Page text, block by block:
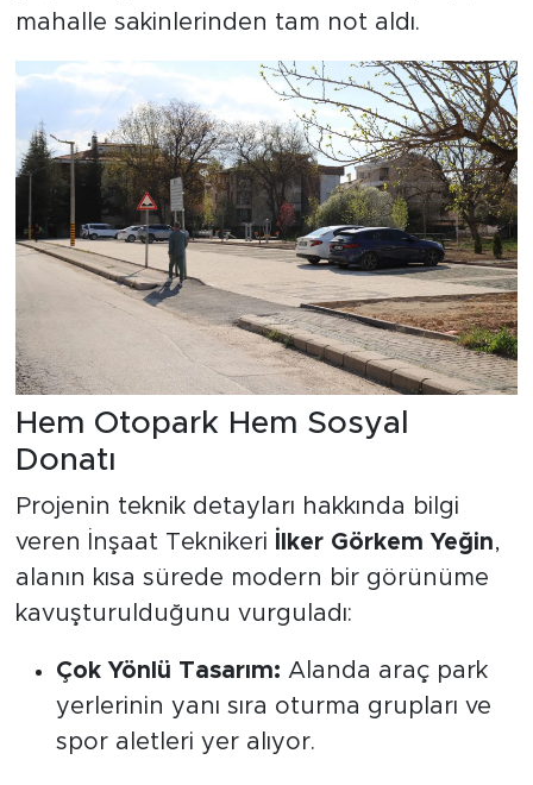
mahalle sakinlerinden tam not aldı.
Hem Otopark Hem Sosyal
Donatı
Projenin teknik detayları hakkında bilgi
veren İnşaat Teknikeri
İlker Görkem Yeğin,
alanın kısa sürede modern bir görünüme
kavuşturulduğunu vurguladı:
Çok Yönlü Tasarım: Alanda araç park
yerlerinin yanı sıra oturma grupları ve
spor aletleri yer alıyor.